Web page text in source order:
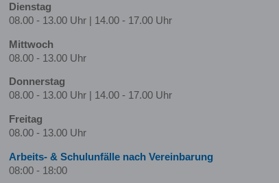
Dienstag
08.00 - 13.00 Uhr | 14.00 - 17.00 Uhr
Mittwoch
08.00 - 13.00 Uhr
Donnerstag
08.00 - 13.00 Uhr | 14.00 - 17.00 Uhr
Freitag
08.00 - 13.00 Uhr
Arbeits- & Schulunfälle nach Ver­ein­barung
08:00 - 18:00